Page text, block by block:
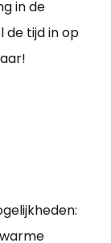
in de
tijd in op